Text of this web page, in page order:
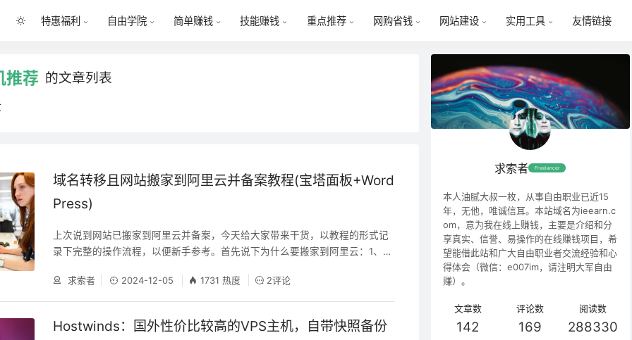
特惠福利 自由学院 简单赚钱 技能赚钱 重点推荐 网购省钱 网站建设 实用工具 友情链接
推荐 的文章列表
域名转移且网站搬家到阿里云并备案教程(宝塔面板+Word
Press)
上次说到网站已搬家到阿里云并备案，今天给大家带来干货，以教程的形式记
录下完整的操作流程，以便新手参考。首先说下为什么要搬家到阿里云：1、网
速度不理想，换国内的更快；4、国外的域名和主机不能备案；5、未备案网站
收录不理想，不利于SEO。下面就给大家分享下具体的操作流程，篇幅有点
页面下方的转入流程（重点）、转入价格（目前.com是80元）、转入规则和阿
求索者 2024-12-05 1731 热度 2评论
Hostwinds：国外性价比较高的VPS主机，自带快照备份
求索者 Freelancer
本人油腻大叔一枚，从事自由职业已近15
年，无他，唯诚信耳。本站域名为ieearn.c
om，意为我在线上赚钱，主要是介绍和分
享真实、信誉、易操作的在线赚钱项目，希
望能借此站和广大自由职业者交流经验和心
得体会（微信：e007im，请注明大军自由
赚）。
文章数
142
评论数
169
阅读数
288330